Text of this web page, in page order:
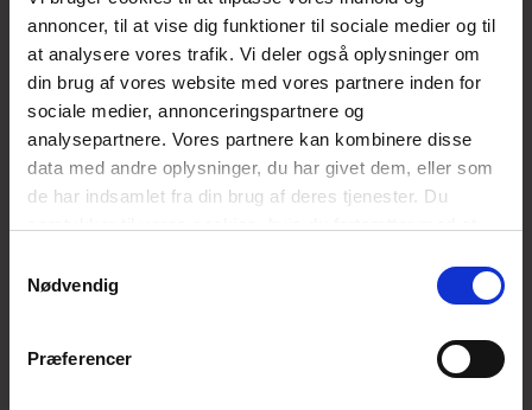
annoncer, til at vise dig funktioner til sociale medier og til
at analysere vores trafik. Vi deler også oplysninger om
din brug af vores website med vores partnere inden for
sociale medier, annonceringspartnere og
analysepartnere. Vores partnere kan kombinere disse
data med andre oplysninger, du har givet dem, eller som
de har indsamlet fra din brug af deres tjenester. Du
Nødvendig
Præferencer